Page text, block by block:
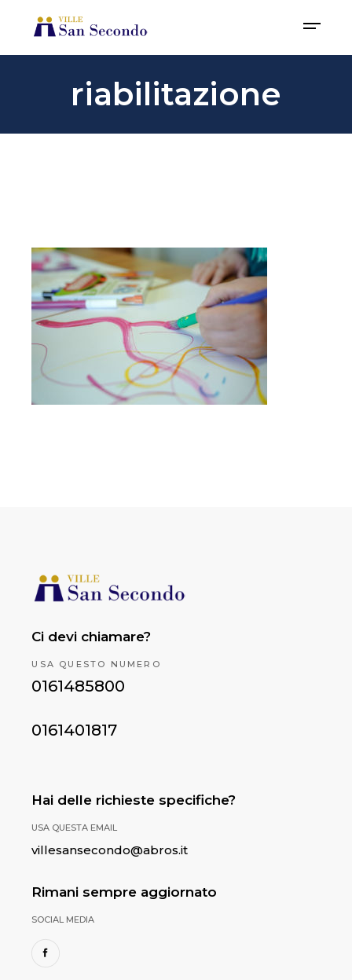
riabilitazione
Ci devi chiamare?
USA QUESTO NUMERO
0161485800
0161401817
Hai delle richieste specifiche?
USA QUESTA EMAIL
villesansecondo@abros.it
Rimani sempre aggiornato
SOCIAL MEDIA